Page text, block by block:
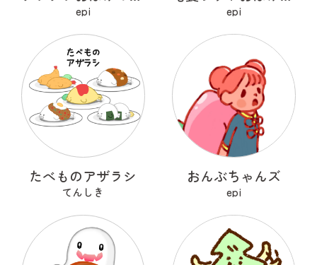
epi epi
たべものアザラシ
てんしき
おんぶちゃんズ
epi